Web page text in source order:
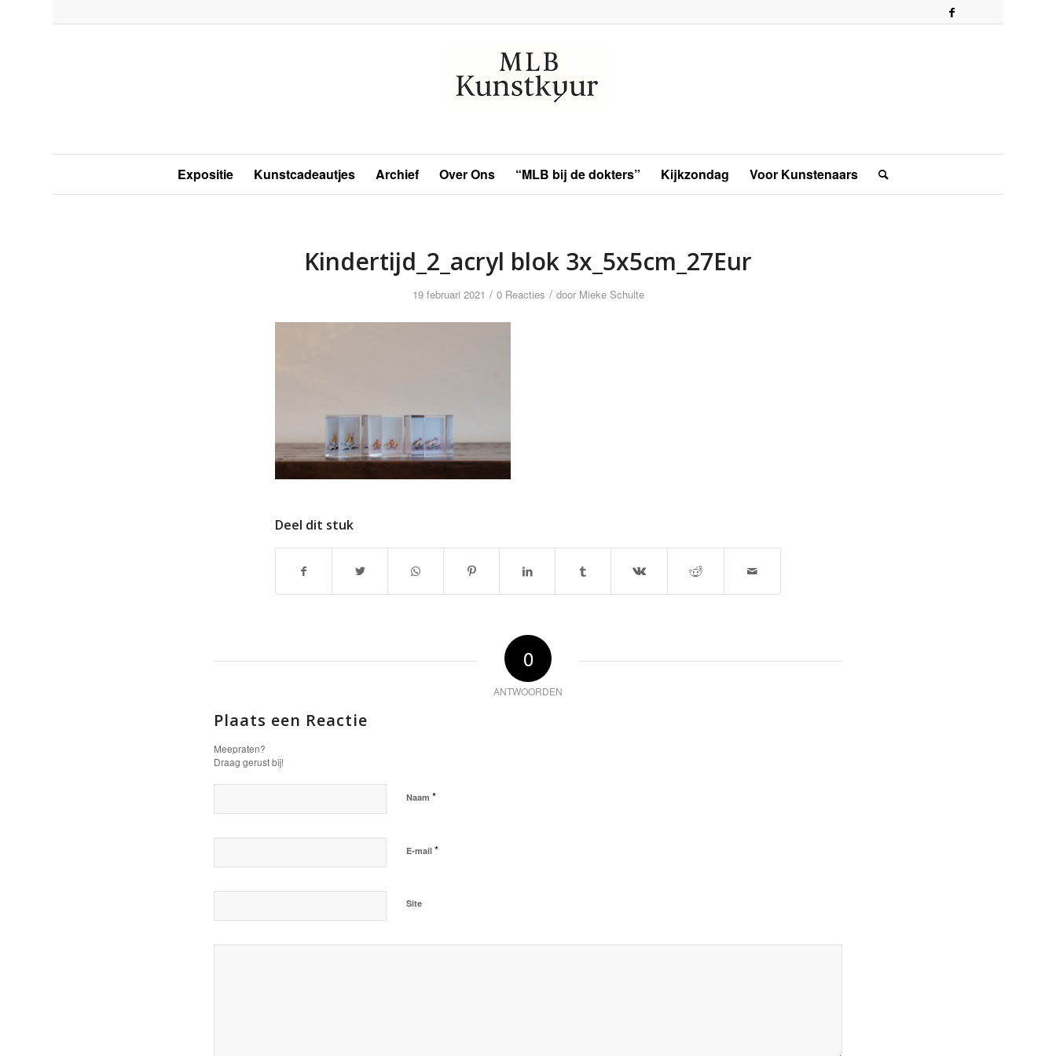
Expositie Kunstcadeautjes Archief Over Ons “MLB bij de dokters” Kijkzondag Voor Kunstenaars
Kindertijd_2_acryl blok 3x_5x5cm_27Eur
19 februari 2021 / 0 Reacties / door Mieke Schulte
Deel dit stuk
0
ANTWOORDEN
Plaats een Reactie
Meepraten?
Draag gerust bij!
Naam *
E-mail *
Site